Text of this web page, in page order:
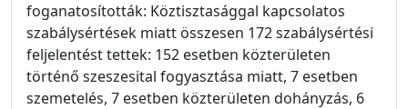
foganatosították: Köztisztasággal kapcsolatos
szabálysértések miatt összesen 172 szabálysértési
feljelentést tettek: 152 esetben közterületen
történő szeszesital fogyasztása miatt, 7 esetben
szemetelés, 7 esetben közterületen dohányzás, 6